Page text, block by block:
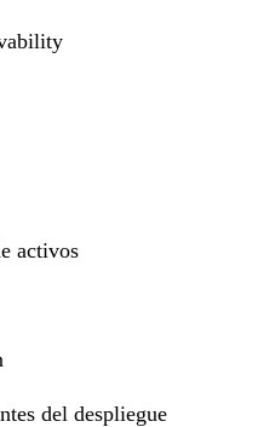
activos
del despliegue